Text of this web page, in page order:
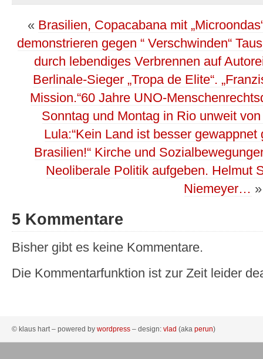
« Brasilien, Copacabana mit
demonstrieren gegen “ Verschwinden“
durch lebendiges Verbrennen auf
Berlinale-Sieger „Tropa de Elite“.
Mission.“60 Jahre UNO-
Sonntag und Montag in Rio unweit
Lula:“Kein Land ist besser
Brasilien!“ Kirche und
Neoliberale Politik aufgeben. Helmut
Niemeyer… »
5 Kommentare
Bisher gibt es keine Kommentare.
Die Kommentarfunktion ist zur Zeit leider
© klaus hart – powered by wordpress – design: vlad (aka perun)